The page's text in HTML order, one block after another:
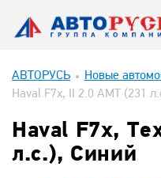
АВТОРУСЬ Новые
Haval F7x, II 2.0 AMT (231
Haval F7x,
л.с.), Синий